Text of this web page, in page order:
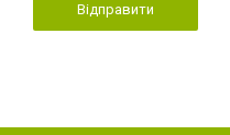
Відправити